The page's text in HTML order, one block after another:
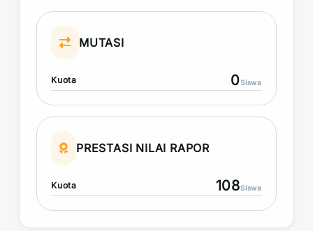
MUTASI
Kuota 0Siswa
PRESTASI NILAI RAPOR
Kuota 108Siswa